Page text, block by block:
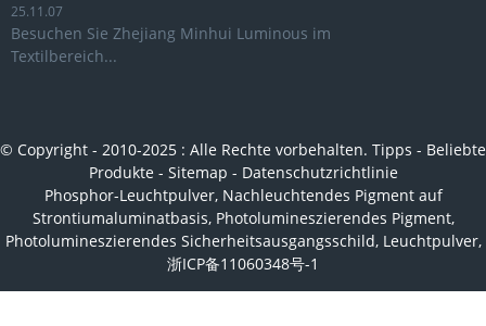
25.11.07
Besuchen Sie Zhejiang Minhui Luminous im
Textilbereich...
© Copyright - 2010-2025 : Alle Rechte vorbehalten. Tipps - Beliebte
Produkte - Sitemap - Datenschutzrichtlinie
Phosphor-Leuchtpulver, Nachleuchtendes Pigment auf
Strontiumaluminatbasis, Photolumineszierendes Pigment,
Photolumineszierendes Sicherheitsausgangsschild, Leuchtpulver,
浙ICP备11060348号-1